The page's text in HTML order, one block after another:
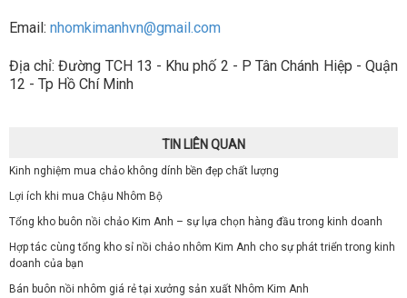
Email: nhomkimanhvn@gmail.com
Địa chỉ: Đường TCH 13 - Khu phố 2 - P Tân Chánh Hiệp - Quận
12 - Tp Hồ Chí Minh
TIN LIÊN QUAN
Kinh nghiệm mua chảo không dính bền đẹp chất lượng
Lợi ích khi mua Chậu Nhôm Bộ
Tổng kho buôn nồi chảo Kim Anh – sự lựa chọn hàng đầu trong kinh doanh
Hợp tác cùng tổng kho sỉ nồi chảo nhôm Kim Anh cho sự phát triển trong kinh
doanh của bạn
Bán buôn nồi nhôm giá rẻ tại xưởng sản xuất Nhôm Kim Anh